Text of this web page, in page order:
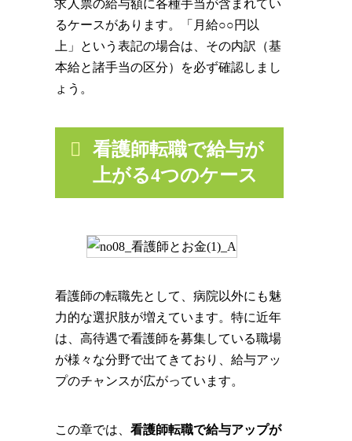
求人票の給与額に各種手当が含まれてい
るケースがあります。「月給○○円以
上」という表記の場合は、その内訳（基
本給と諸手当の区分）を必ず確認しまし
ょう。
看護師転職で給与が
上がる4つのケース
看護師の転職先として、病院以外にも魅
力的な選択肢が増えています。特に近年
は、高待遇で看護師を募集している職場
が様々な分野で出てきており、給与アッ
プのチャンスが広がっています。
この章では、看護師転職で給与アップが